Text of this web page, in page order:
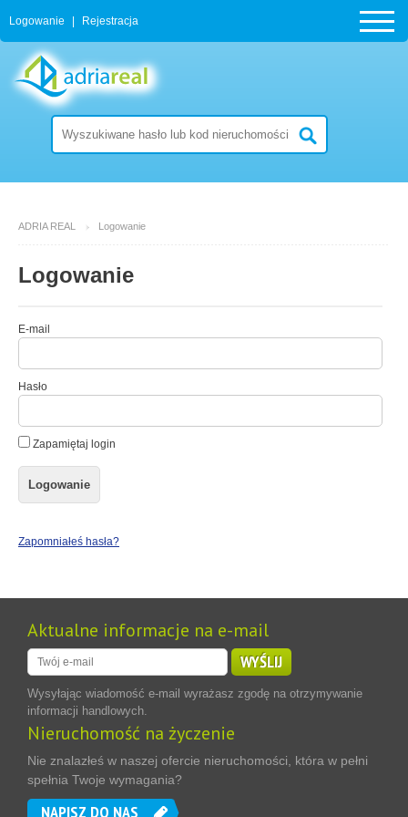
Logowanie Rejestracja
ADRIA REAL Logowanie
Logowanie
E-mail
Hasło
Zapamiętaj login
Logowanie
Zapomniałeś hasła?
Aktualne informacje na e-mail
WYŚLIJ
Wysyłając wiadomość e-mail wyrażasz zgodę na otrzymywanie
informacji handlowych.
Nieruchomość na życzenie
Nie znalazłeś w naszej ofercie nieruchomości, która w pełni
spełnia Twoje wymagania?
NAPISZ DO NAS